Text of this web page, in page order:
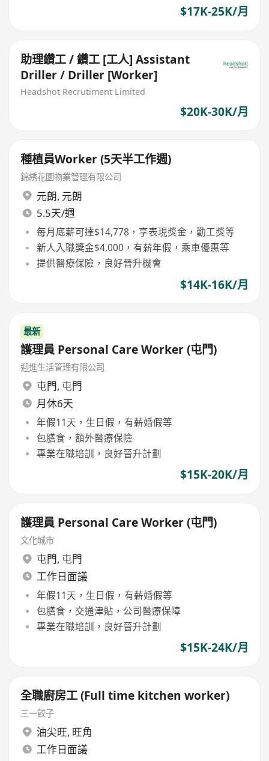
$17K-25K/月
助理鑽工 / 鑽工 [工人] Assistant
Driller / Driller [Worker]
Headshot Recrutiment Limited
$20K-30K/月
種植員Worker (5天半工作週)
錦綉花園物業管理有限公司
元朗, 元朗
5.5天/週
每月底薪可達$14,778，享表現獎金，勤工獎等
新人入職獎金$4,000，有薪年假，乘車優惠等
提供醫療保險，良好晉升機會
$14K-16K/月
最新
護理員 Personal Care Worker (屯門)
迎進生活管理有限公司
屯門, 屯門
月休6天
年假11天，生日假，有薪婚假等
包膳食，額外醫療保險
專業在職培訓，良好晉升計劃
$15K-20K/月
護理員 Personal Care Worker (屯門)
文化城市
屯門, 屯門
工作日面議
年假11天，生日假，有薪婚假等
包膳食，交通津貼，公司醫療保障
專業在職培訓，良好晉升計劃
$15K-24K/月
全職廚房工 (Full time kitchen worker)
三一餃子
油尖旺, 旺角
工作日面議